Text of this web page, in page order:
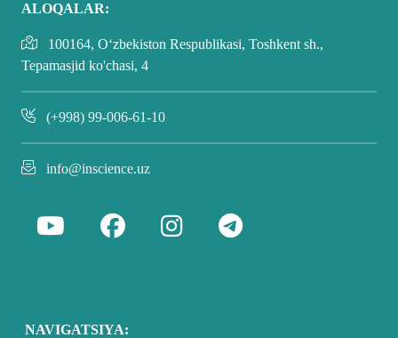
ALOQALAR:
100164, O‘zbekiston Respublikasi, Toshkent sh.,
Tepamasjid ko'chasi, 4
(+998) 99-006-61-10
info@inscience.uz
NAVIGATSIYA: